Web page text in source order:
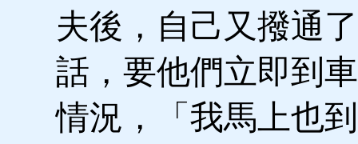
夫後，自己又撥通
話，要他們立即到
情況，「我馬上也